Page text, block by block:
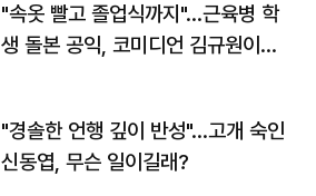
"속옷 빨고 졸업식까지"…근육병 학
생 돌본 공익, 코미디언 김규원이었
"경솔한 언행 깊이 반성"…고개 숙인
신동엽, 무슨 일이길래?